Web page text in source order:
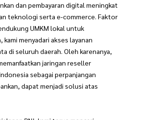
dan pembayaran digital meningkat
teknologi serta e-commerce. Faktor
UMKM lokal untuk
kami menyadari akses layanan
di seluruh daerah. Oleh karenanya,
jaringan reseller
sebagai perpanjangan
dapat menjadi solusi atas